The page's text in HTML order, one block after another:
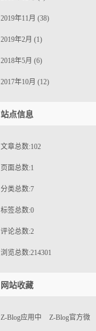
2019年11月 (38)
2019年2月 (1)
2018年5月 (6)
2017年10月 (12)
站点信息
文章总数:102
页面总数:1
分类总数:7
标签总数:0
评论总数:2
浏览总数:214301
网站收藏
Z-Blog应用中 Z-Blog官方微